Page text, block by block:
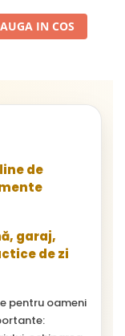
Eurotec, Makita,
Complet
IN COS
de
garaj,
de zi
pentru oameni